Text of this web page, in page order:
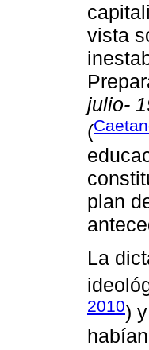
vista
julio-
(
plan
La
2010)